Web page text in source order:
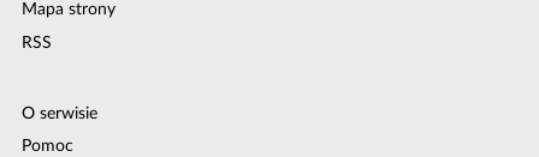
Mapa strony
RSS
O serwisie
Pomoc